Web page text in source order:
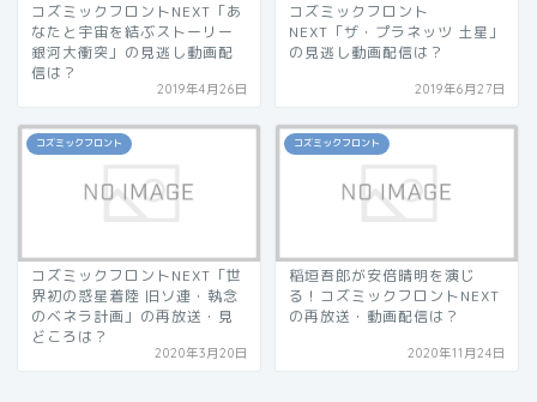
コズミックフロントNEXT「あ
なたと宇宙を結ぶストーリー
銀河大衝突」の見逃し動画配
信は？
2019年4月26日
コズミックフロント
NEXT「ザ・プラネッツ 土星」
の見逃し動画配信は？
2019年6月27日
コズミックフロント
コズミックフロントNEXT「世
界初の惑星着陸 旧ソ連・執念
のベネラ計画」の再放送・見
どころは？
2020年3月20日
コズミックフロント
稲垣吾郎が安倍晴明を演じ
る！コズミックフロントNEXT
の再放送・動画配信は？
2020年11月24日